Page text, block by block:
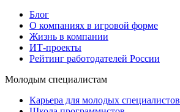
Блог
О компаниях в игровой форме
Жизнь в компании
ИТ-проекты
Рейтинг работодателей России
Молодым специалистам
Карьера для молодых специалистов